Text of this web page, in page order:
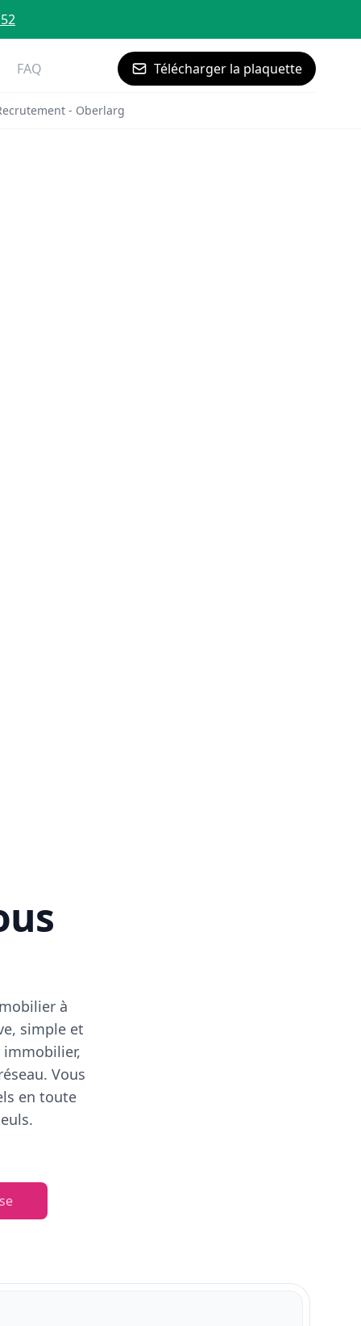
FAQ Télécharger la plaquette
- Oberlarg
à
simple et
immobilier,
Vous
en toute